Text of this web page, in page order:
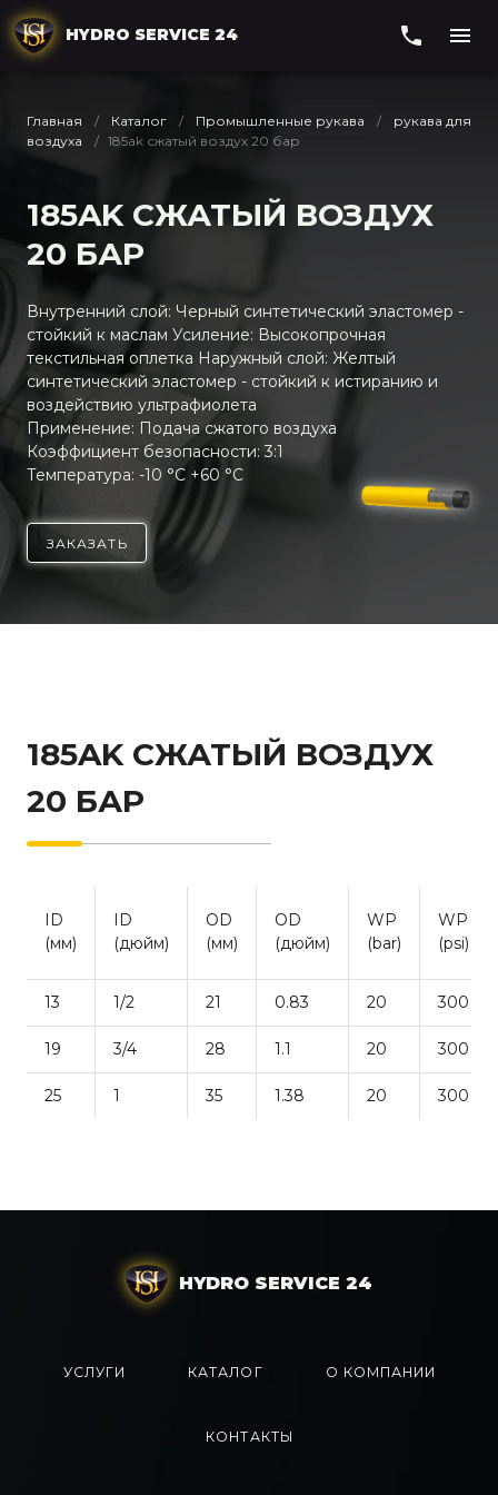
HYDRO SERVICE 24
Главная Каталог Промышленные рукава
рукава для
воздуха
185ak сжатый воздух 20 бар
185AK СЖАТЫЙ ВОЗДУХ
20 БАР
Внутренний слой: Черный синтетический эластомер -
стойкий к маслам Усиление: Высокопрочная
текстильная оплетка Наружный слой: Желтый
синтетический эластомер - стойкий к истиранию и
воздействию ультрафиолета
Применение: Подача сжатого воздуха
Коэффициент безопасности: 3:1
Температура: -10 °C +60 °C
ЗАКАЗАТЬ
185AK СЖАТЫЙ ВОЗДУХ
20 БАР
ID
(мм)
ID
(дюйм)
OD
(мм)
OD
(дюйм)
WP
(bar)
WP
(psi)
13 1/2 21 0.83 20 300
19 3/4 28 1.1 20 300
25 1 35 1.38 20 300
HYDRO SERVICE 24
УСЛУГИ КАТАЛОГ О КОМПАНИИ
КОНТАКТЫ